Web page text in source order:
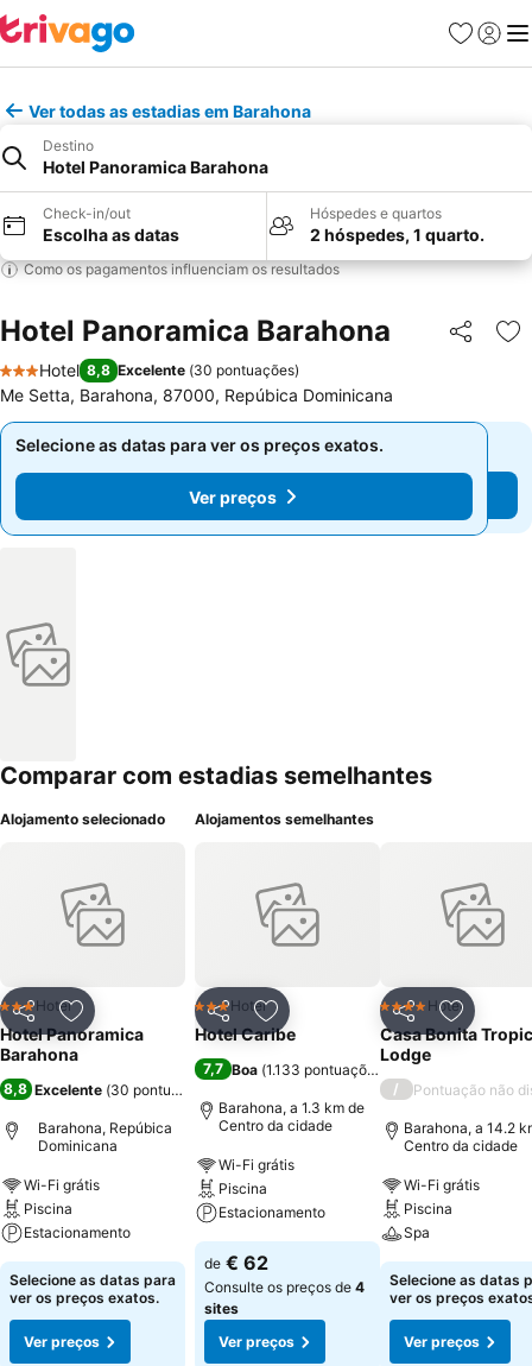
Favoritos
Iniciar
Ver todas as estadias em Barahona
Destino
Hotel Panoramica Barahona
Check-in/out
Escolha as datas
Hóspedes e quartos
2 hóspedes, 1 quarto.
Como os pagamentos influenciam os resultados
Hotel Panoramica Barahona Partilhar
3 Estrelas
Hotel 8,8 Excelente (30 pontuações)
Me Setta, Barahona, 87000, Repúbica Dominicana
Selecione as datas para ver os preços exatos.
Ver preços
Selecione as datas para ver os preços exatos.
Ver preços
Comparar com estadias semelhantes
Alojamento selecionado
PartilharAdicionar aos favoritos
3 Estrelas
Hotel
Hotel Panoramica
Barahona
8,8 Excelente (30 pontuações
Barahona, Repúbica
Dominicana
Wi-Fi grátis
Piscina
Estacionamento
Selecione as datas para
ver os preços exatos.
Ver preços
Alojamentos semelhantes
PartilharAdicionar aos favoritos
3 Estrelas
Hotel
Hotel Caribe
7,7 Boa (1.133 pontuações
Barahona, a 1.3 km de
Centro da cidade
Wi-Fi grátis
Piscina
Estacionamento
de € 62
Consulte os preços de 4
sites
Ver preços
Partilhar
4 EstrelasHotel
Casa Bonita
Lodge
/ Pontuação não
Barahona, a 14.2
Centro da cidade
Wi-Fi grátis
Piscina
Spa
Selecione as datas
ver os preços
Ver preços